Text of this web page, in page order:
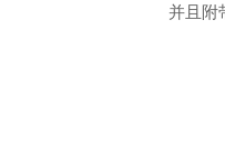
并且附